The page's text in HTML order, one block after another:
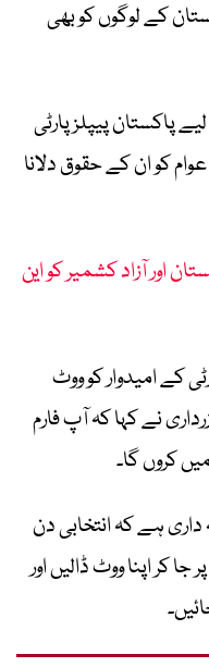
کے لوگوں کو بھی
پاکستان پیپلز پارٹی
کو ان کے حقوق دلانا
اور آزاد کشمیر کو این
کے امیدوار کو ووٹ
نے کہا کہ آپ فارم
ہے کہ انتخابی دن
کر اپنا ووٹ ڈالیں اور